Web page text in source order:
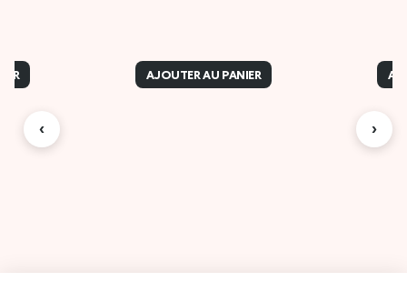
AJOUTER AU PANIER
‹ ›